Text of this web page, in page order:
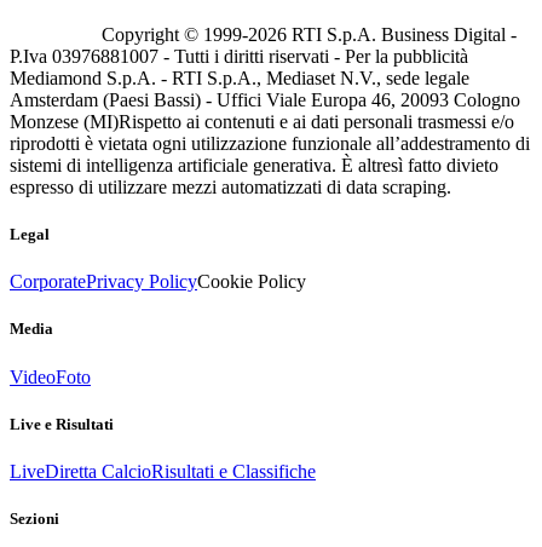
Copyright © 1999-2026 RTI S.p.A. Business Digital -
P.Iva 03976881007 - Tutti i diritti riservati - Per la pubblicità
Mediamond S.p.A. - RTI S.p.A., Mediaset N.V., sede legale
Amsterdam (Paesi Bassi) - Uffici Viale Europa 46, 20093 Cologno
Monzese (MI)Rispetto ai contenuti e ai dati personali trasmessi e/o
riprodotti è vietata ogni utilizzazione funzionale all’addestramento di
sistemi di intelligenza artificiale generativa. È altresì fatto divieto
espresso di utilizzare mezzi automatizzati di data scraping.
Legal
CorporatePrivacy PolicyCookie Policy
Media
VideoFoto
Live e Risultati
LiveDiretta CalcioRisultati e Classifiche
Sezioni